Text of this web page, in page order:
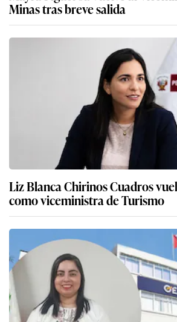
Karla Gaviño es la nueva
Organismo Especializado para
Contrataciones Públicas